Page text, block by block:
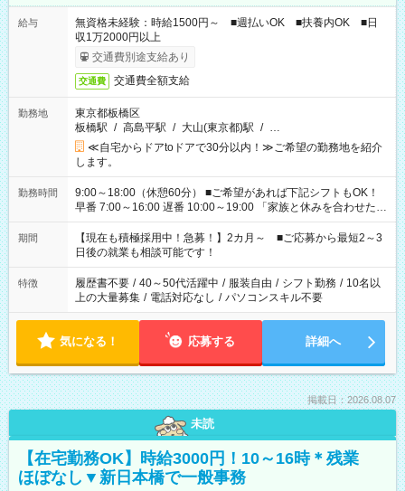
給与
無資格未経験：時給1500円～ ■週払いOK ■扶養内OK ■日
収1万2000円以上
交通費別途支給あり
交通費 交通費全額支給
勤務地
東京都板橋区
板橋駅 / 高島平駅 / 大山(東京都)駅 / …
≪自宅からドアtoドアで30分以内！≫ご希望の勤務地を紹介
します。
勤務時間
9:00～18:00（休憩60分） ■ご希望があれば下記シフトもOK！
早番 7:00～16:00 遅番 10:00～19:00 「家族と休みを合わせた
い」 「余裕を持って夕飯の準備がしたい」 「できれば残業はし
たくない」 など、ご希望を教えてくださいね。 ※Wワーク希望
の方へ 今ご覧のお仕事で希望する勤務時間と、もう1つのお仕事
の勤務時間。 合計で週40時間を超える場合は応募できません。
期間
【現在も積極採用中！急募！】2カ月～ ■ご応募から最短2～3
日後の就業も相談可能です！
特徴 履歴書不要 / 40～50代活躍中 / 服装自由 / シフト勤務 / 10名以
上の大量募集 / 電話対応なし / パソコンスキル不要
気になる！ 応募する 詳細へ
掲載日：2026.08.07
未読
【在宅勤務OK】時給3000円！10～16時＊残業
ほぼなし▼新日本橋で一般事務